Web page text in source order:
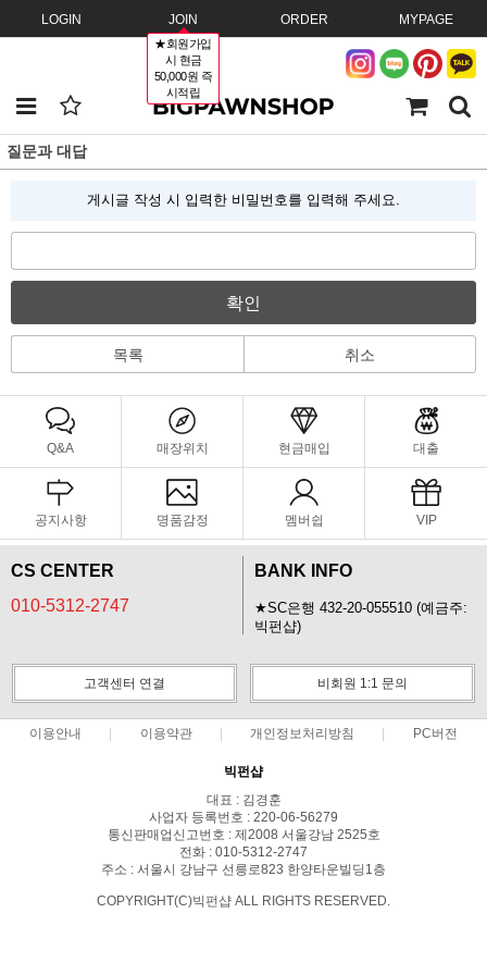
LOGIN JOIN
★회원가입
시 현금
50,000원 즉
시적립
ORDER MYPAGE
질문과 대답
게시글 작성 시 입력한 비밀번호를 입력해 주세요.
확인
목록 취소
Q&A 매장위치 현금매입 대출
공지사항 명품감정 멤버쉽 VIP
CS CENTER
010-5312-2747
BANK INFO
★SC은행 432-20-055510 (예금주:
빅펀샵)
고객센터 연결 비회원 1:1 문의
이용안내 이용약관 개인정보처리방침 PC버전
빅펀샵
대표 : 김경훈
사업자 등록번호 : 220-06-56279
통신판매업신고번호 : 제2008 서울강남 2525호
전화 : 010-5312-2747
주소 : 서울시 강남구 선릉로823 한양타운빌딩1층
COPYRIGHT(C)빅펀샵 ALL RIGHTS RESERVED.